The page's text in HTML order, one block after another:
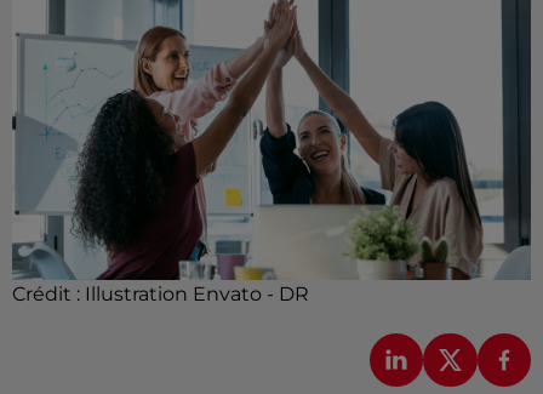
Crédit : Illustration Envato - DR